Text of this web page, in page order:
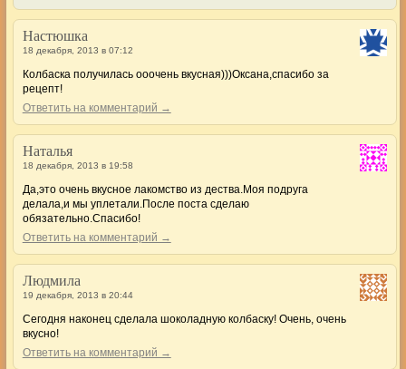
Настюшка
18 декабря, 2013 в 07:12
Колбаска получилась ооочень вкусная)))Оксана,спасибо за
рецепт!
Ответить на комментарий →
Наталья
18 декабря, 2013 в 19:58
Да,это очень вкусное лакомство из дества.Моя подруга
делала,и мы уплетали.После поста сделаю
обязательно.Спасибо!
Ответить на комментарий →
Людмила
19 декабря, 2013 в 20:44
Сегодня наконец сделала шоколадную колбаску! Очень, очень
вкусно!
Ответить на комментарий →